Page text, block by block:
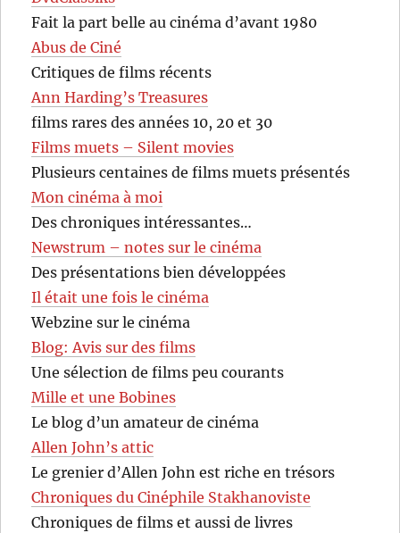
Fait la part belle au cinéma d’avant 1980
Abus de Ciné
Critiques de films récents
Ann Harding’s Treasures
films rares des années 10, 20 et 30
Films muets – Silent movies
Plusieurs centaines de films muets présentés
Mon cinéma à moi
Des chroniques intéressantes…
Newstrum – notes sur le cinéma
Des présentations bien développées
Il était une fois le cinéma
Webzine sur le cinéma
Blog: Avis sur des films
Une sélection de films peu courants
Mille et une Bobines
Le blog d’un amateur de cinéma
Allen John’s attic
Le grenier d’Allen John est riche en trésors
Chroniques du Cinéphile Stakhanoviste
Chroniques de films et aussi de livres